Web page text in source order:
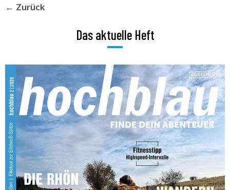
← Zurück
Das aktuelle Heft